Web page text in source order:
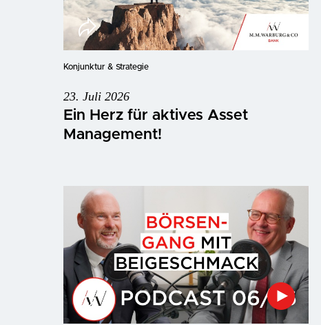
Konjunktur & Strategie
23. Juli 2026
Ein Herz für aktives Asset
Management!